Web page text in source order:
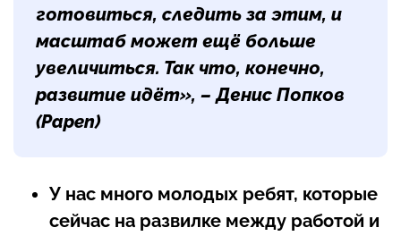
готовиться, следить за этим, и
масштаб может ещё больше
увеличиться. Так что, конечно,
развитие идёт», – Денис Попков
(Papen)
У нас много молодых ребят, которые
сейчас на развилке между работой и